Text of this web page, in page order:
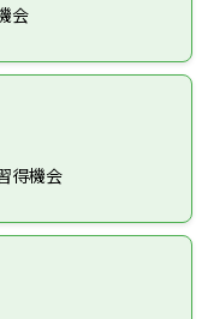
会
得機会